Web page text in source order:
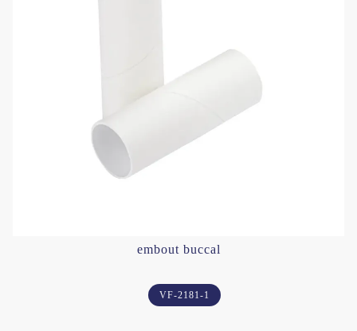
embout buccal
VF-2181-1